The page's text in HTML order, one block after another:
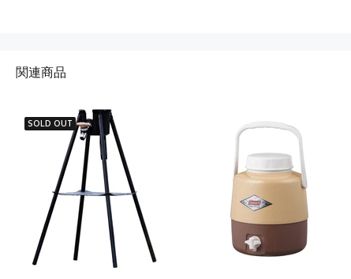
関連商品
SOLD OUT